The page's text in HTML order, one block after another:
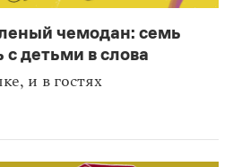
чемодан: семь
с детьми в слова
и в гостях